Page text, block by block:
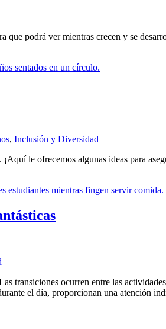
que podrá ver mientras crecen y se
, Inclusión y Diversidad
le ofrecemos algunas ideas para
transiciones ocurren entre las
el día, proporcionan una atención